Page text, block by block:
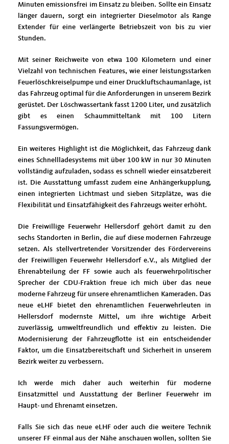
Minuten emissionsfrei im Einsatz zu bleiben. Sollte ein Einsatz
länger dauern, sorgt ein integrierter Dieselmotor als Range
Extender für eine verlängerte Betriebszeit von bis zu vier
Stunden.
Mit seiner Reichweite von etwa 100 Kilometern und einer
Vielzahl von technischen Features, wie einer leistungsstarken
Feuerlöschkreiselpumpe und einer Druckluftschaumanlage, ist
das Fahrzeug optimal für die Anforderungen in unserem Bezirk
gerüstet. Der Löschwassertank fasst 1200 Liter, und zusätzlich
gibt es einen Schaummitteltank mit 100 Litern
Fassungsvermögen.
Ein weiteres Highlight ist die Möglichkeit, das Fahrzeug dank
eines Schnellladesystems mit über 100 kW in nur 30 Minuten
vollständig aufzuladen, sodass es schnell wieder einsatzbereit
ist. Die Ausstattung umfasst zudem eine Anhängerkupplung,
einen integrierten Lichtmast und sieben Sitzplätze, was die
Flexibilität und Einsatzfähigkeit des Fahrzeugs weiter erhöht.
Die Freiwillige Feuerwehr Hellersdorf gehört damit zu den
sechs Standorten in Berlin, die auf diese modernen Fahrzeuge
setzen. Als stellvertretender Vorsitzender des Fördervereins
der Freiwilligen Feuerwehr Hellersdorf e.V., als Mitglied der
Ehrenabteilung der FF sowie auch als feuerwehrpolitischer
Sprecher der CDU-Fraktion freue ich mich über das neue
moderne Fahrzeug für unsere ehrenamtlichen Kameraden. Das
neue eLHF bietet den ehrenamtlichen Feuerwehrleuten in
Hellersdorf modernste Mittel, um ihre wichtige Arbeit
zuverlässig, umweltfreundlich und effektiv zu leisten. Die
Modernisierung der Fahrzeugflotte ist ein entscheidender
Faktor, um die Einsatzbereitschaft und Sicherheit in unserem
Bezirk weiter zu verbessern.
Ich werde mich daher auch weiterhin für moderne
Einsatzmittel und Ausstattung der Berliner Feuerwehr im
Haupt- und Ehrenamt einsetzen.
Falls Sie sich das neue eLHF oder auch die weitere Technik
unserer FF einmal aus der Nähe anschauen wollen, sollten Sie